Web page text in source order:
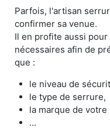
Parfois, l'artisan
confirmer sa venue.
Il en profite aussi
nécessaires afin de
que :
le niveau de
le type de serrure,
la marque de votre
...